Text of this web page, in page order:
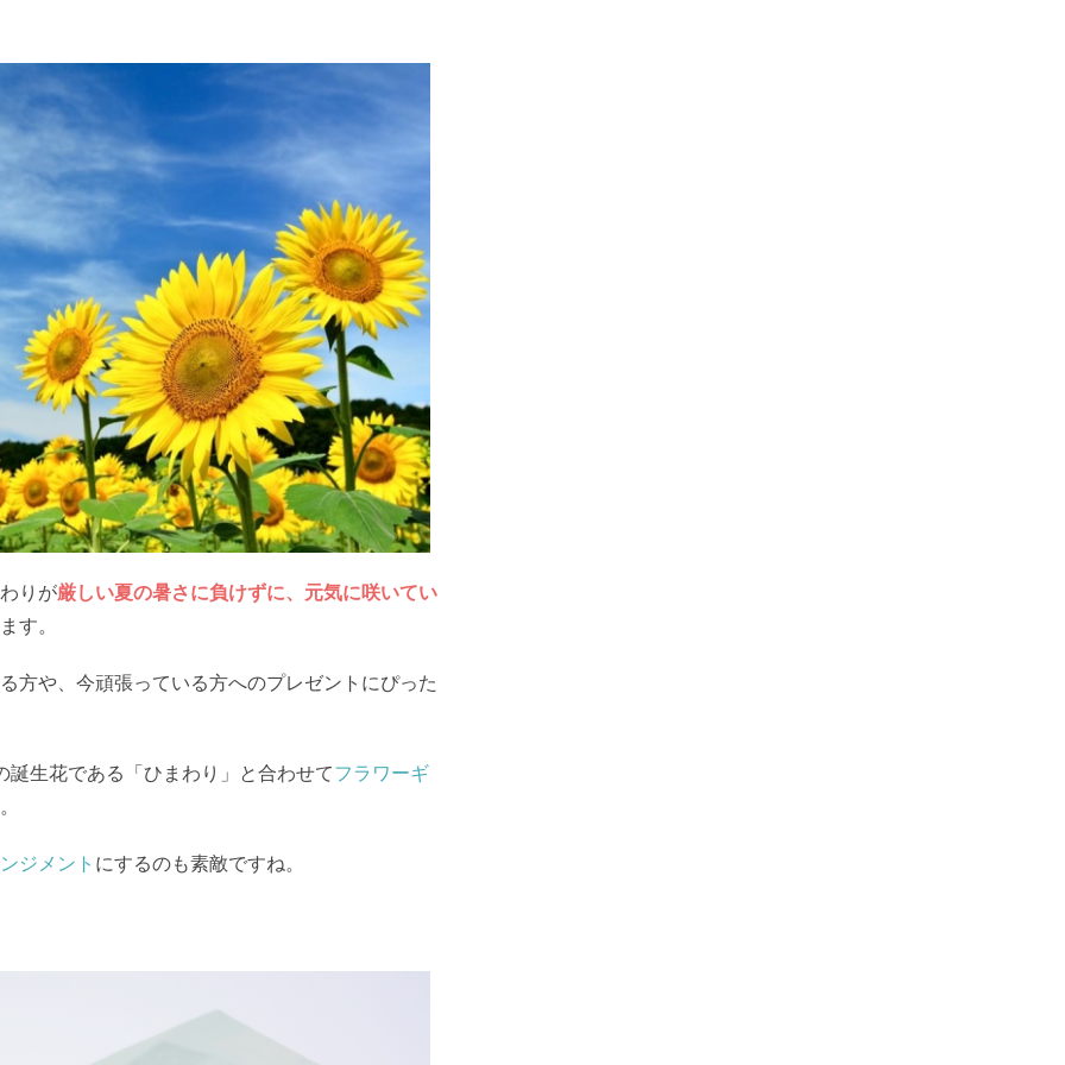
りが厳しい夏の暑さに負けずに、元気に咲いてい
す。
方や、今頑張っている方へのプレゼントにぴった
生花である「ひまわり」と合わせてフラワーギ
ジメント にするのも素敵ですね。